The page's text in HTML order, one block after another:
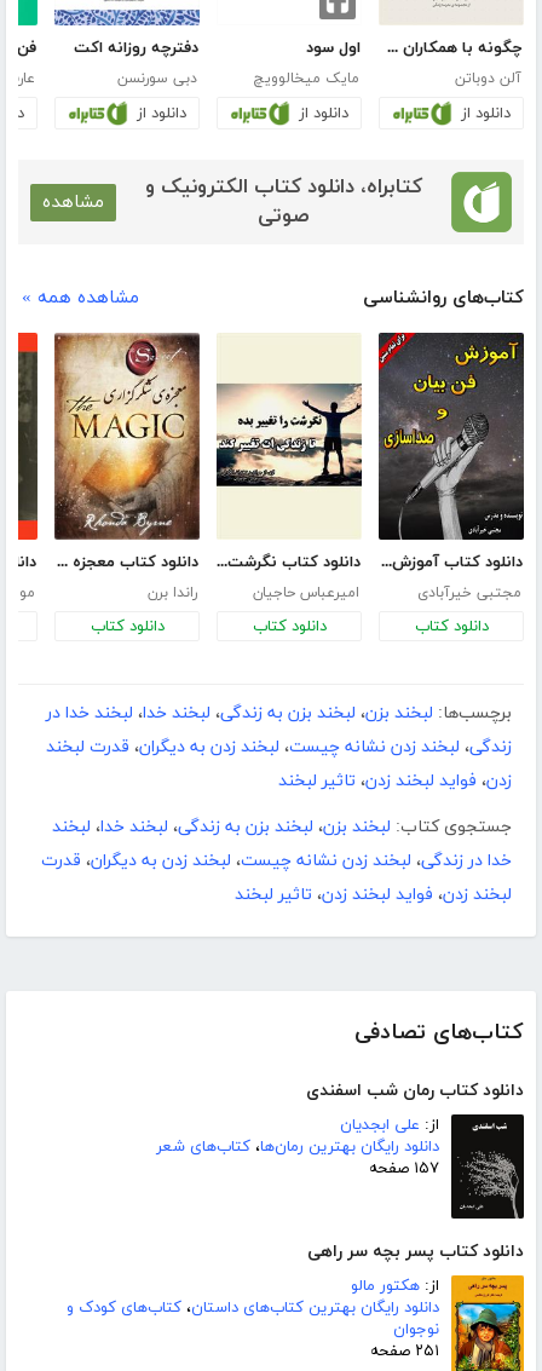
کتاب‌های تصادفی
دانلود کتاب رمان شب اسفندی
از: علی ابجدیان
دانلود رایگان بهترین رمان‌ها، کتاب‌های شعر
۱۵۷ صفحه
دانلود کتاب پسر بچه سر راهی
از: هکتور مالو
دانلود رایگان بهترین کتاب‌های داستان، کتاب‌های کودک و
نوجوان
۲۵۱ صفحه
چگونه با همکاران خود کنار بیاییم
آلن دوباتن
دانلود از
اول سود
مایک میخالوویچ
دانلود از
دفترچه روزانه اکت
دبی سورنسن
دانلود از
عارف
کتابراه، دانلود کتاب الکترونیک و
صوتی
مشاهده
کتاب‌های روانشناسی مشاهده همه »
دانلود کتاب آموزش فن بیان و صداسازی
مجتبی خیرآبادی
دانلود کتاب
دانلود کتاب نگرشت را تغییر بده تا زندگی‌ات تغییر کند
امیرعباس حاجیان
دانلود کتاب
دانلود کتاب معجزه شکرگزاری (جادو)
راندا برن
دانلود کتاب
برچسب‌ها: لبخند بزن، لبخند بزن به زندگی، لبخند خدا، لبخند خدا در
زندگی، لبخند زدن نشانه چیست، لبخند زدن به دیگران، قدرت لبخند
زدن، فواید لبخند زدن، تاثیر لبخند
جستجوی کتاب: لبخند بزن، لبخند بزن به زندگی، لبخند خدا، لبخند
خدا در زندگی، لبخند زدن نشانه چیست، لبخند زدن به دیگران، قدرت
لبخند زدن، فواید لبخند زدن، تاثیر لبخند